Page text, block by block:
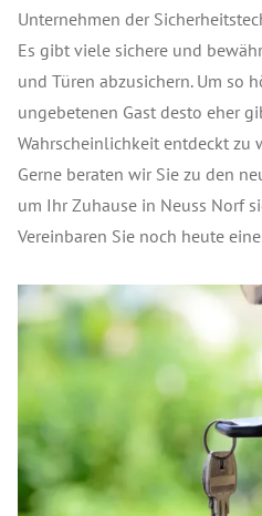
Unternehmen der
Es gibt viele sichere und
und Türen abzusichern. Um so
ungebetenen Gast desto eher
Wahrscheinlichkeit entdeckt zu
Gerne beraten wir Sie zu den
um Ihr Zuhause in Neuss Norf
Vereinbaren Sie noch heute